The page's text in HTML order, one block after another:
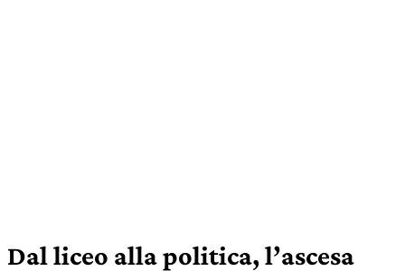
Dal liceo alla politica, l’ascesa